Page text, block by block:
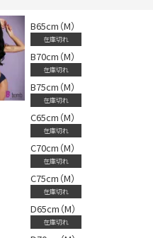
B65cm（M）
在庫切れ
B70cm（M）
在庫切れ
B75cm（M）
在庫切れ
C65cm（M）
在庫切れ
C70cm（M）
在庫切れ
C75cm（M）
在庫切れ
D65cm（M）
在庫切れ